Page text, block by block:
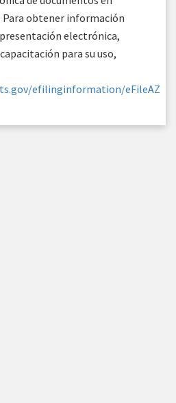
Para obtener información
electrónica,
para su uso,
efilinginformation/eFileAZ